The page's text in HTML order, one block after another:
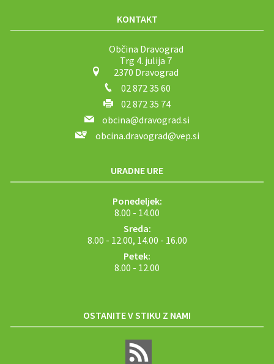
KONTAKT
Občina Dravograd
Trg 4. julija 7
2370 Dravograd
02 872 35 60
02 872 35 74
obcina@dravograd.si
obcina.dravograd@vep.si
URADNE URE
Ponedeljek:
8.00 - 14.00
Sreda:
8.00 - 12.00, 14.00 - 16.00
Petek:
8.00 - 12.00
OSTANITE V STIKU Z NAMI